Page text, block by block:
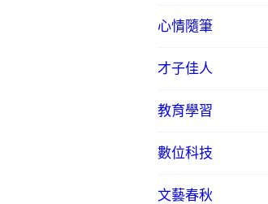
心情隨筆
才子佳人
教育學習
數位科技
文藝春秋